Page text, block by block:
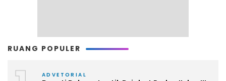
RUANG POPULER
ADVETORIAL